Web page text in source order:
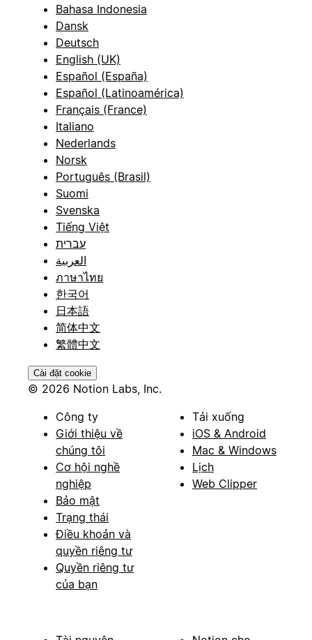
Bahasa Indonesia
Dansk
Deutsch
English (UK)
Español (España)
Español (Latinoamérica)
Français (France)
Italiano
Nederlands
Norsk
Português (Brasil)
Suomi
Svenska
Tiếng Việt
עברית
العربية
ภาษาไทย
한국어
日本語
简体中文
繁體中文
Cài đặt cookie
© 2026 Notion Labs, Inc.
Công ty
Giới thiệu về
chúng tôi
Cơ hội nghề
nghiệp
Bảo mật
Trạng thái
Điều khoản và
quyền riêng tư
Quyền riêng tư
của bạn
Tải xuống
iOS & Android
Mac & Windows
Lịch
Web Clipper